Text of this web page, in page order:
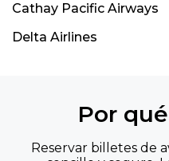
Cathay Pacific Airways
Delta Airlines
Por
Reservar billetes de